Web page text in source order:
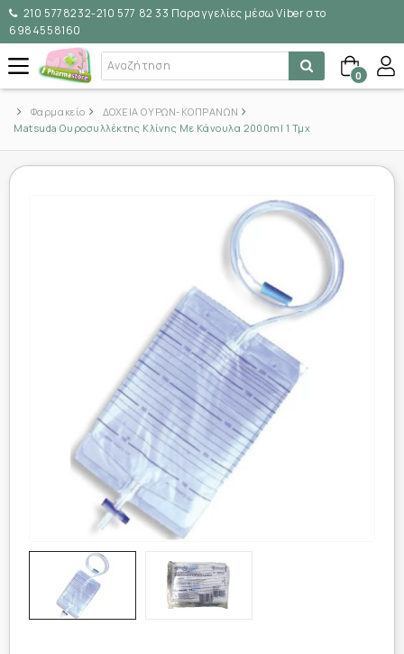
210 5778232-210 577 82 33 Παραγγελίες μέσω Viber στο
6984558160
0
Φαρμακείο
ΔΟΧΕΙΑ ΟΥΡΩΝ-ΚΟΠΡΑΝΩΝ
Matsuda Ουροσυλλέκτης Κλίνης Με Κάνουλα 2000ml 1 Τμχ